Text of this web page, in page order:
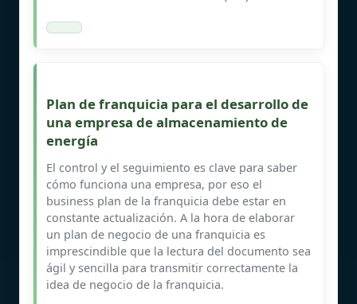
Plan de franquicia para el desarrollo de
una empresa de almacenamiento de
energía
El control y el seguimiento es clave para saber
cómo funciona una empresa, por eso el
business plan de la franquicia debe estar en
constante actualización. A la hora de elaborar
un plan de negocio de una franquicia es
imprescindible que la lectura del documento sea
ágil y sencilla para transmitir correctamente la
idea de negocio de la franquicia.